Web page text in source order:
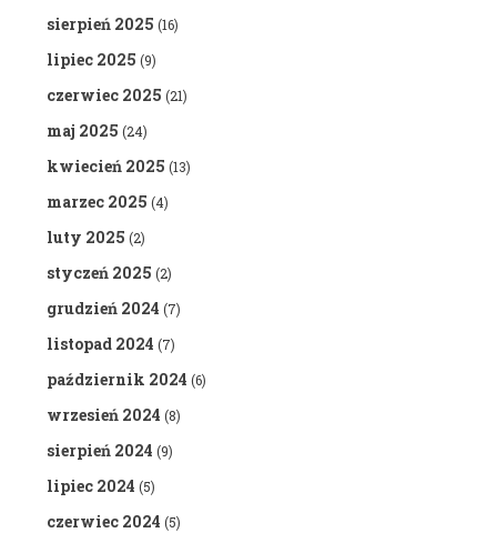
sierpień 2025 (16)
lipiec 2025 (9)
czerwiec 2025 (21)
maj 2025 (24)
kwiecień 2025 (13)
marzec 2025 (4)
luty 2025 (2)
styczeń 2025 (2)
grudzień 2024 (7)
listopad 2024 (7)
październik 2024 (6)
wrzesień 2024 (8)
sierpień 2024 (9)
lipiec 2024 (5)
czerwiec 2024 (5)